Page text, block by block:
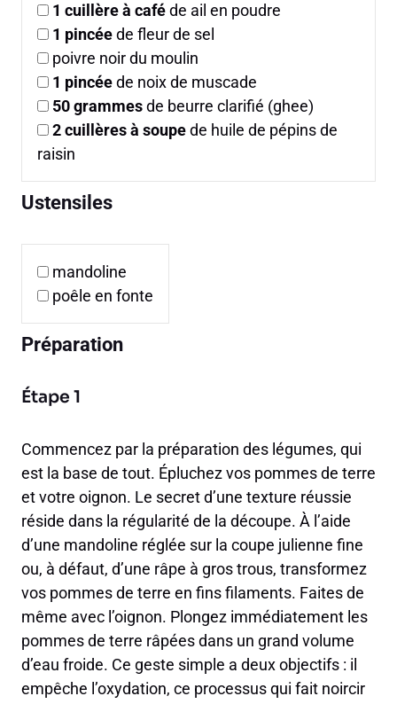
1 cuillère à caféde ail en poudre
1 pincéede fleur de sel
poivre noir du moulin
1 pincéede noix de muscade
50grammesde beurre clarifié (ghee)
2cuillères à soupede huile de pépins de
raisin
Ustensiles
mandoline
poêle en fonte
Préparation
Étape 1
Commencez par la préparation des légumes, qui
est la base de tout. Épluchez vos pommes de terre
et votre oignon. Le secret d’une texture réussie
réside dans la régularité de la découpe. À l’aide
d’une mandoline réglée sur la coupe julienne fine
ou, à défaut, d’une râpe à gros trous, transformez
vos pommes de terre en fins filaments. Faites de
même avec l’oignon. Plongez immédiatement les
pommes de terre râpées dans un grand volume
d’eau froide. Ce geste simple a deux objectifs : il
empêche l’oxydation, ce processus qui fait noircir